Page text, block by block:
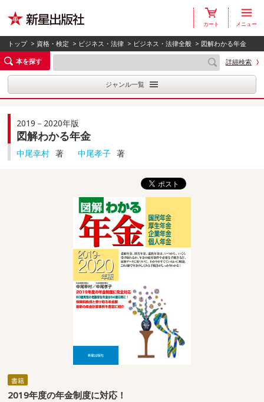
カート メニュー
トップ > 資格・検定 > ビジネス・法律 > ビジネス・法律全般 > 図解わかる年金
本を探す
詳細検索
ジャンル一覧
2019－2020年版
図解わかる年金
中尾幸村 著 中尾孝子 著
書籍
2019年度の年金制度に対応！